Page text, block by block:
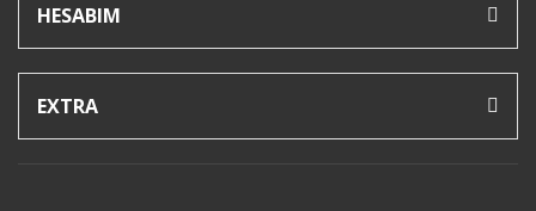
HESABIM
EXTRA